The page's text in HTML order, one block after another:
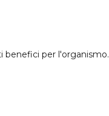
benefici per l'organismo.